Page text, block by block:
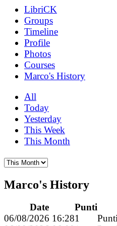
LibriCK
Groups
Timeline
Profile
Photos
Courses
Marco's History
All
Today
Yesterday
This Week
This Month
Marco's History
Date Punti
06/08/2026 16:281